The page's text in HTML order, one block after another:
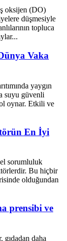
oksijen (DO)
düşmesiyle
topluca
Vaka
yaygın
suyu güvenli
oynar. Etkili ve
En İyi
sorumluluk
Bu hiçbir
olduğundan
prensibi ve
gıdadan daha